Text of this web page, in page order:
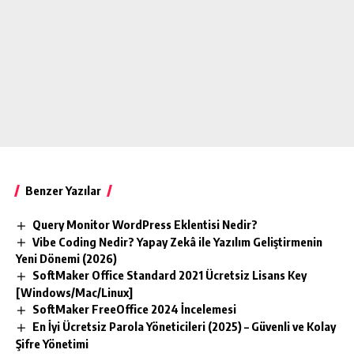
Benzer Yazılar
Query Monitor WordPress Eklentisi Nedir?
Vibe Coding Nedir? Yapay Zekâ ile Yazılım Geliştirmenin
Yeni Dönemi (2026)
SoftMaker Office Standard 2021 Ücretsiz Lisans Key
[Windows/Mac/Linux]
SoftMaker FreeOffice 2024 İncelemesi
En İyi Ücretsiz Parola Yöneticileri (2025) – Güvenli ve Kolay
Şifre Yönetimi